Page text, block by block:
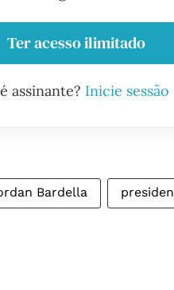
Ter acesso ilimitado
assinante? Inicie sessão
Bardella